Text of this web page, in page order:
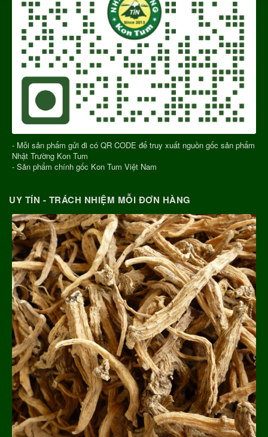
- Mỗi sản phẩm gửi đi có QR CODE để truy xuất nguồn gốc sản phẩm
Nhật Trường Kon Tum
- Sản phẩm chính gốc Kon Tum Việt Nam
UY TÍN - TRÁCH NHIỆM MỖI ĐƠN HÀNG